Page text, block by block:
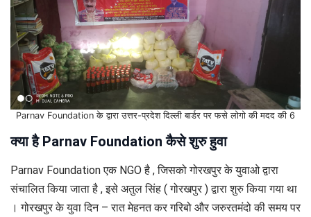
Parnav Foundation के द्वारा उत्तर-प्रदेश दिल्ली बार्डर पर फसे लोगो की मदद की 6
क्या है Parnav Foundation कैसे शुरु हुवा
Parnav Foundation एक NGO है , जिसको गोरखपुर के युवाओ द्वारा
संचालित किया जाता है , इसे अतुल सिंह ( गोरखपुर ) द्वारा शुरु किया गया था
। गोरखपुर के युवा दिन – रात मेहनत कर गरिबो और जरुरतमंदो की समय पर